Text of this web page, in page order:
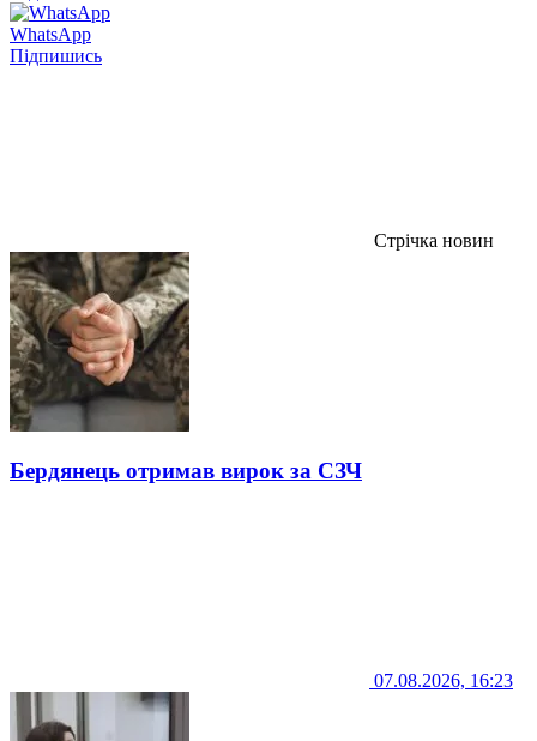
WhatsApp
Підпишись
Стрічка новин
Бердянець отримав вирок за СЗЧ
07.08.2026, 16:23